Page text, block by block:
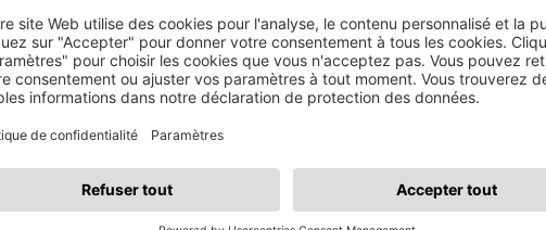
Cette méthode
Disposition
La sélection de la